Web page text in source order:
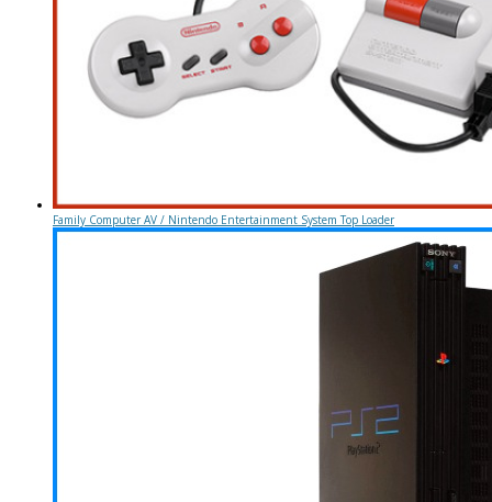
Family Computer AV / Nintendo Entertainment System Top Loader